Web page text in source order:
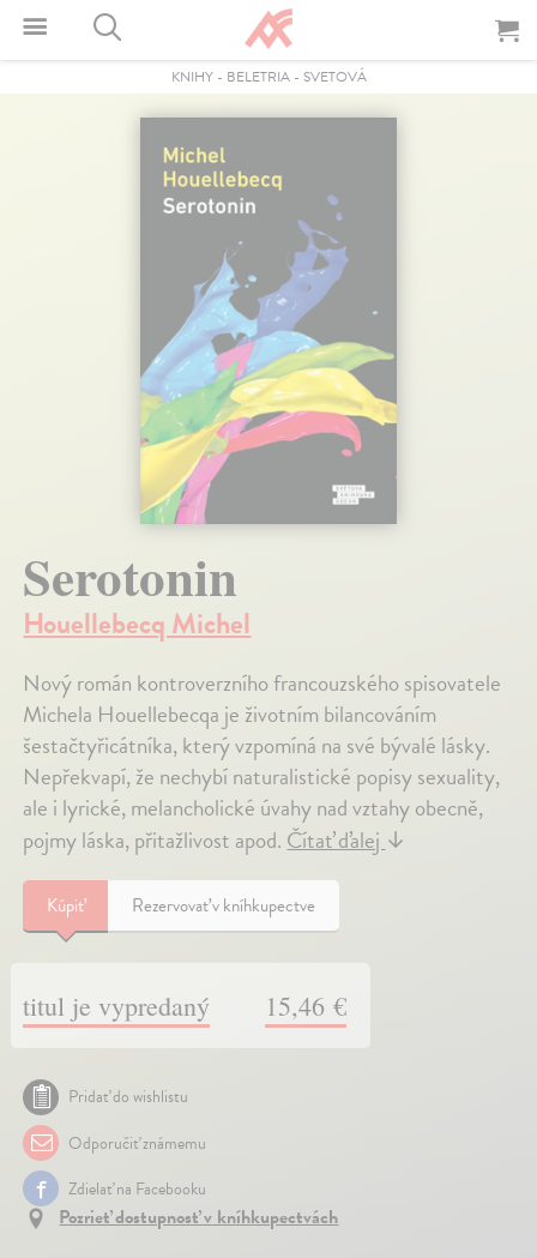
KNIHY- BELETRIA- SVETOVÁ
Serotonin
Houellebecq Michel
Nový román kontroverzního francouzského spisovatele
Michela Houellebecqa je životním bilancováním
šestačtyřicátníka, který vzpomíná na své bývalé lásky.
Nepřekvapí, že nechybí naturalistické popisy sexuality,
ale i lyrické, melancholické úvahy nad vztahy obecně,
pojmy láska, přitažlivost apod.Čítať ďalej↓
Kúpiť Rezervovať v kníhkupectve
titul je vypredaný 15,46 €
Pridať do wishlistu
Odporučiť známemu
Zdielať na Facebooku
Pozrieť dostupnosť v kníhkupectvách